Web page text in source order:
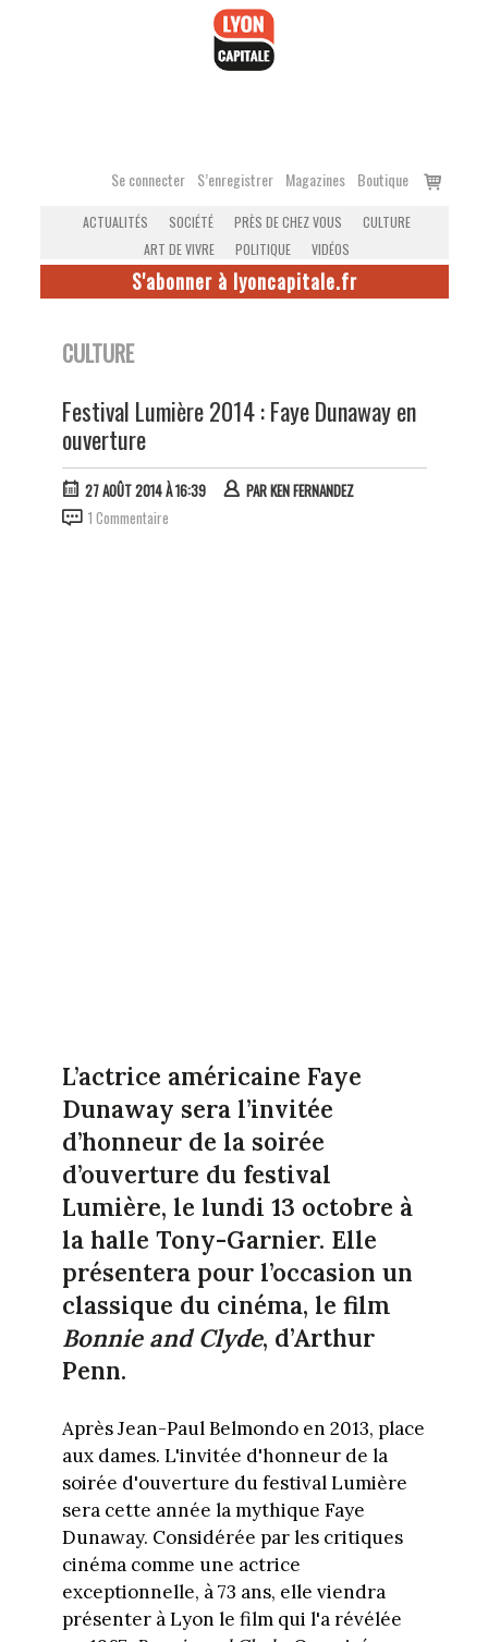
Se connecter S’enregistrer Magazines Boutique
Voir
ACTUALITÉS SOCIÉTÉ PRÈS DE CHEZ VOUS
CULTURE
ART DE VIVRE
POLITIQUE VIDÉOS
S'abonner à lyoncapitale.fr
CULTURE
Festival Lumière 2014 : Faye Dunaway en
ouverture
27 AOÛT 2014 À 16:39 PARKEN FERNANDEZ
1 Commentaire
L’actrice américaine Faye
Dunaway sera l’invitée
d’honneur de la soirée
d’ouverture du festival
Lumière, le lundi 13 octobre à
la halle Tony-Garnier. Elle
présentera pour l’occasion un
classique du cinéma, le film
Bonnie and Clyde, d’Arthur
Penn.
Après Jean-Paul Belmondo en 2013, place
aux dames. L'invitée d'honneur de la
soirée d'ouverture du festival Lumière
sera cette année la mythique Faye
Dunaway. Considérée par les critiques
cinéma comme une actrice
exceptionnelle, à 73 ans, elle viendra
présenter à Lyon le film qui l'a révélée